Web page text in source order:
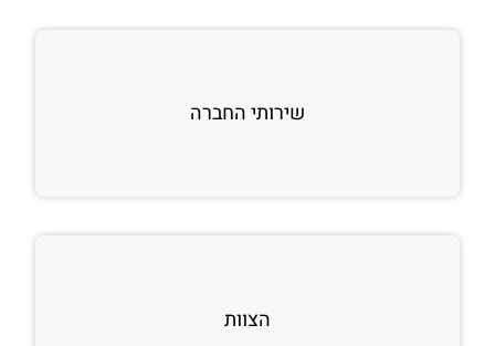
שירותי החברה
הצוות